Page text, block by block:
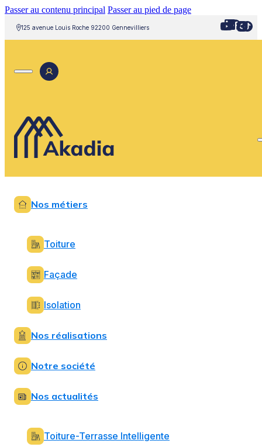
Passer au contenu principal Passer au pied de page
125 avenue Louis Roche 92200 Gennevilliers
Nos métiers
Toiture
Façade
Isolation
Nos réalisations
Notre société
Nos actualités
Toiture-Terrasse Intelligente